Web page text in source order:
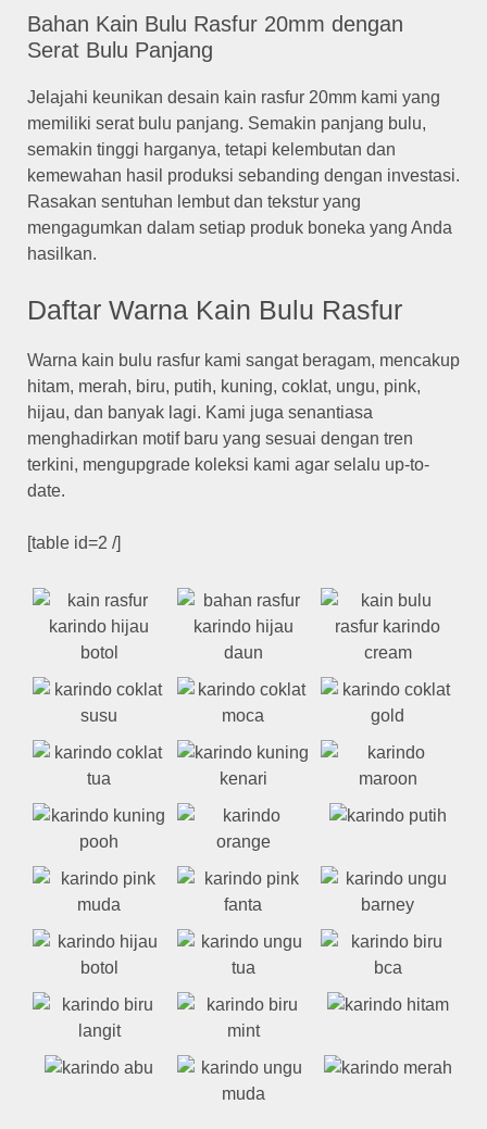
Bahan Kain Bulu Rasfur 20mm dengan
Serat Bulu Panjang
Jelajahi keunikan desain kain rasfur 20mm kami yang
memiliki serat bulu panjang. Semakin panjang bulu,
semakin tinggi harganya, tetapi kelembutan dan
kemewahan hasil produksi sebanding dengan investasi.
Rasakan sentuhan lembut dan tekstur yang
mengagumkan dalam setiap produk boneka yang Anda
hasilkan.
Daftar Warna Kain Bulu Rasfur
Warna kain bulu rasfur kami sangat beragam, mencakup
hitam, merah, biru, putih, kuning, coklat, ungu, pink,
hijau, dan banyak lagi. Kami juga senantiasa
menghadirkan motif baru yang sesuai dengan tren
terkini, mengupgrade koleksi kami agar selalu up-to-
date.
[table id=2 /]